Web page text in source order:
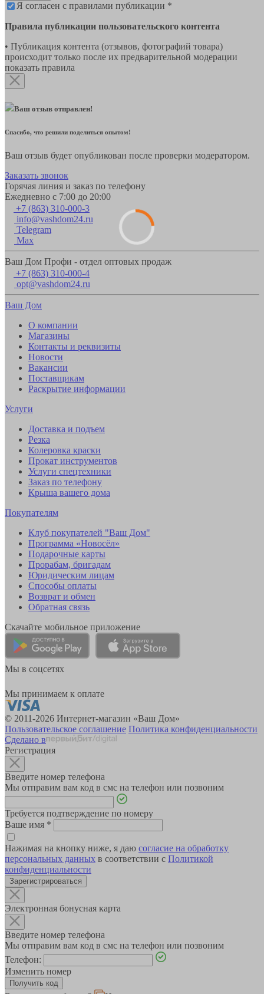
Я согласен с правилами публикации *
Правила публикации пользовательского контента
• Публикация контента (отзывов, фотографий товара)
происходит только после их предварительной модерации
показать правила
Ваш отзыв отправлен!
Спасибо, что решили поделиться опытом!
Ваш отзыв будет опубликован после проверки модератором.
Заказать звонок
Горячая линия и заказ по телефону
Ежедневно с 7:00 до 20:00
+7 (863) 310-000-3
info@vashdom24.ru
Telegram
Max
Ваш Дом Профи - отдел оптовых продаж
+7 (863) 310-000-4
opt@vashdom24.ru
Ваш Дом
О компании
Магазины
Контакты и реквизиты
Новости
Вакансии
Поставщикам
Раскрытие информации
Услуги
Доставка и подъем
Резка
Колеровка краски
Прокат инструментов
Услуги спецтехники
Заказ по телефону
Крыша вашего дома
Покупателям
Клуб покупателей "Ваш Дом"
Программа «Новосёл»
Подарочные карты
Прорабам, бригадам
Юридическим лицам
Способы оплаты
Возврат и обмен
Обратная связь
Скачайте мобильное приложение
Мы в соцсетях
Мы принимаем к оплате
© 2011-2026 Интернет-магазин «Ваш Дом»
Пользовательское соглашение Политика конфиденциальности
Сделано в
Регистрация
Введите номер телефона
Мы отправим вам код в смс на телефон или позвоним
Требуется подтверждение по номеру
Ваше имя *
Нажимая на кнопку ниже, я даю согласие на обработку
персональных данных в соответствии с Политикой
конфиденциальности
Зарегистрироваться
Электронная бонусная карта
Введите номер телефона
Мы отправим вам код в смс на телефон или позвоним
Телефон:
Изменить номер